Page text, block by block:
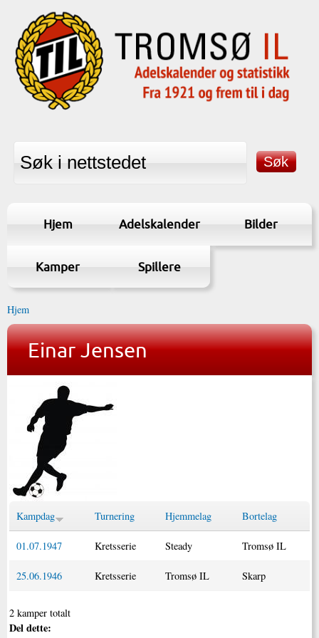
Hjem Adelskalender Bilder
Kamper Spillere
Hjem
Einar Jensen
Kampdag Turnering Hjemmelag Bortelag
01.07.1947 Kretsserie Steady Tromsø IL
25.06.1946 Kretsserie Tromsø IL Skarp
2 kamper totalt
Del dette: